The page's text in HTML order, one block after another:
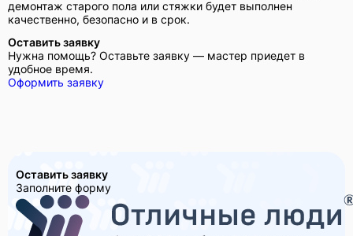
демонтаж старого пола или стяжки будет выполнен
качественно, безопасно и в срок.
Оставить заявку
Нужна помощь? Оставьте заявку — мастер приедет в
удобное время.
Оформить заявку
Оставить заявку
Заполните форму